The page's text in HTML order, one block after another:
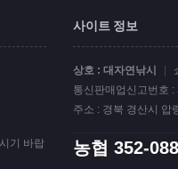
기 바랍
사이트 정보
상호 : 대자연낚시 |
통신판매업신고번호
주소 : 경북 경산시 압
농협 352-